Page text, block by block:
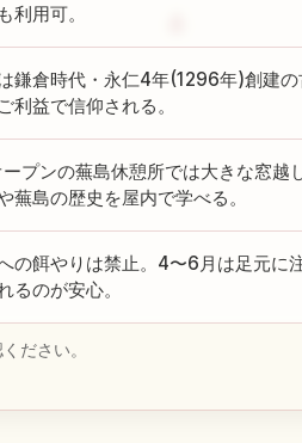
利用可。
鎌倉時代・永仁4年(1296年)創建
利益で信仰される。
プンの蕪島休憩所では大きな窓越
蕪島の歴史を屋内で学べる。
の餌やりは禁止。4〜6月は足元に
るのが安心。
ださい。